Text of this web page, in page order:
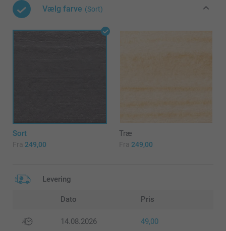
Vælg farve (Sort)
Sort
Fra 249,00
Træ
Fra 249,00
Levering
Dato Pris
14.08.2026 49,00